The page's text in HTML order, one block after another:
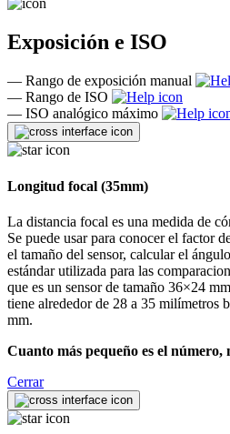
Exposición e ISO
— Rango de exposición manual
— Rango de ISO
— ISO analógico máximo
Longitud focal (35mm)
La distancia focal es una medida de
Se puede usar para conocer el factor
el tamaño del sensor, calcular el
estándar utilizada para las
que es un sensor de tamaño 36×24
tiene alrededor de 28 a 35 milímetros
mm.
Cuanto más pequeño es el número,
Cerrar